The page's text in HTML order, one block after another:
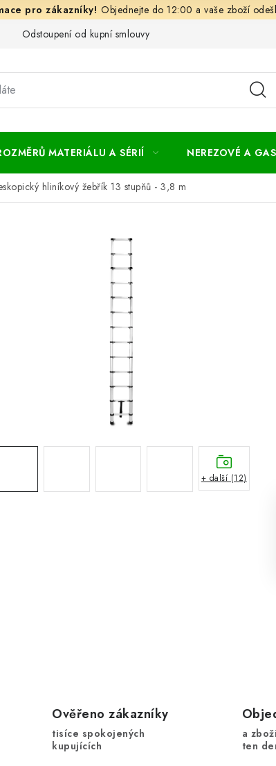
Objednejte do 12:00 a vaše zboží
Odstoupení od kupní smlouvy
MATERIÁLU A SÉRIÍ NEREZOVÉ A
hliníkový žebřík 13 stupňů - 3,8 m
+ další (12)
Ověřeno zákazníky
tisíce spokojených
kupujících
a
ten